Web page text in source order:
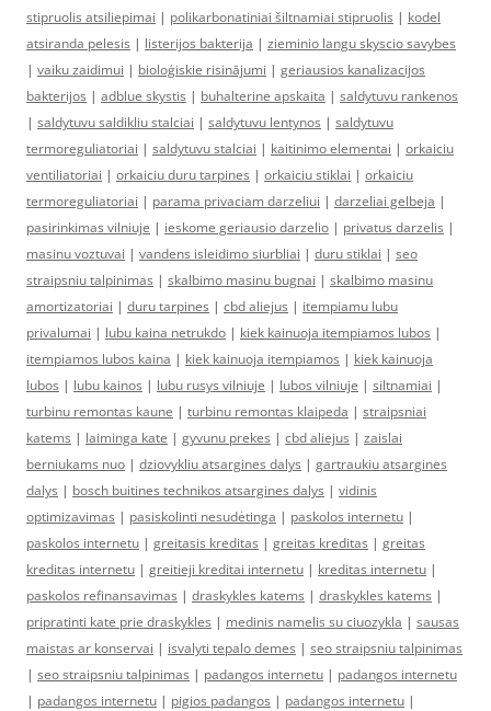
stipruolis atsiliepimai | polikarbonatiniai šiltnamiai stipruolis | kodel
atsiranda pelesis | listerijos bakterija | zieminio langu skyscio savybes
| vaiku zaidimui | bioloģiskie risinājumi | geriausios kanalizacijos
bakterijos | adblue skystis | buhalterine apskaita | saldytuvu rankenos
| saldytuvu saldikliu stalciai | saldytuvu lentynos | saldytuvu
termoreguliatoriai | saldytuvu stalciai | kaitinimo elementai | orkaiciu
ventiliatoriai | orkaiciu duru tarpines | orkaiciu stiklai | orkaiciu
termoreguliatoriai | parama privaciam darzeliui | darzeliai gelbeja |
pasirinkimas vilniuje | ieskome geriausio darzelio | privatus darzelis |
masinu voztuvai | vandens isleidimo siurbliai | duru stiklai | seo
straipsniu talpinimas | skalbimo masinu bugnai | skalbimo masinu
amortizatoriai | duru tarpines | cbd aliejus | itempiamu lubu
privalumai | lubu kaina netrukdo | kiek kainuoja itempiamos lubos |
itempiamos lubos kaina | kiek kainuoja itempiamos | kiek kainuoja
lubos | lubu kainos | lubu rusys vilniuje | lubos vilniuje | siltnamiai |
turbinu remontas kaune | turbinu remontas klaipeda | straipsniai
katems | laiminga kate | gyvunu prekes | cbd aliejus | zaislai
berniukams nuo | dziovykliu atsargines dalys | gartraukiu atsargines
dalys | bosch buitines technikos atsargines dalys | vidinis
optimizavimas | pasiskolinti nesudėtinga | paskolos internetu |
paskolos internetu | greitasis kreditas | greitas kreditas | greitas
kreditas internetu | greitieji kreditai internetu | kreditas internetu |
paskolos refinansavimas | draskykles katems | draskykles katems |
pripratinti kate prie draskykles | medinis namelis su ciuozykla | sausas
maistas ar konservai | isvalyti tepalo demes | seo straipsniu talpinimas
| seo straipsniu talpinimas | padangos internetu | padangos internetu
| padangos internetu | pigios padangos | padangos internetu |